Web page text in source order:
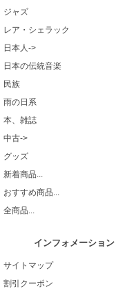
ジャズ
レア・シェラック
日本人->
日本の伝統音楽
民族
雨の日系
本、雑誌
中古->
グッズ
新着商品...
おすすめ商品...
全商品...
インフォメーション
サイトマップ
割引クーポン